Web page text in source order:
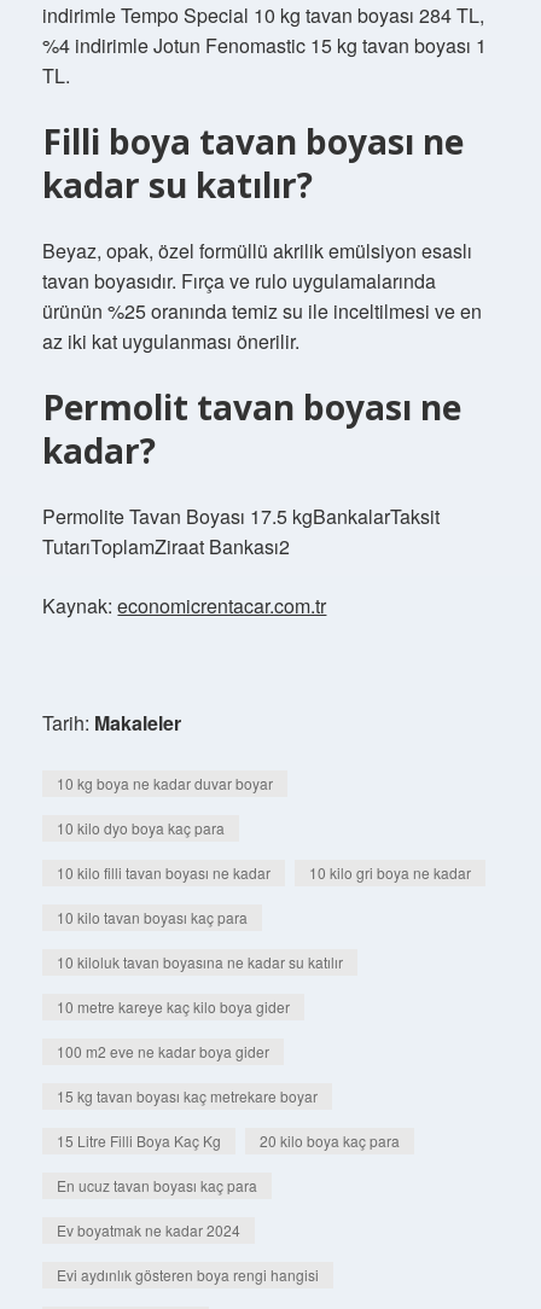
indirimle Tempo Special 10 kg tavan boyası 284 TL,
%4 indirimle Jotun Fenomastic 15 kg tavan boyası 1
TL.
Filli boya tavan boyası ne
kadar su katılır?
Beyaz, opak, özel formüllü akrilik emülsiyon esaslı
tavan boyasıdır. Fırça ve rulo uygulamalarında
ürünün %25 oranında temiz su ile inceltilmesi ve en
az iki kat uygulanması önerilir.
Permolit tavan boyası ne
kadar?
Permolite Tavan Boyası 17.5 kgBankalarTaksit
TutarıToplamZiraat Bankası2
Kaynak:economicrentacar.com.tr
Tarih: Makaleler
10 kg boya ne kadar duvar boyar
10 kilo dyo boya kaç para
10 kilo filli tavan boyası ne kadar 10 kilo gri boya ne kadar
10 kilo tavan boyası kaç para
10 kiloluk tavan boyasına ne kadar su katılır
10 metre kareye kaç kilo boya gider
100 m2 eve ne kadar boya gider
15 kg tavan boyası kaç metrekare boyar
15 Litre Filli Boya Kaç Kg 20 kilo boya kaç para
En ucuz tavan boyası kaç para
Ev boyatmak ne kadar 2024
Evi aydınlık gösteren boya rengi hangisi